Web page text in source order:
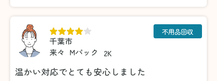
千葉市
来々 Mパック 2K
不用品回収
温かい対応でとても安心しました